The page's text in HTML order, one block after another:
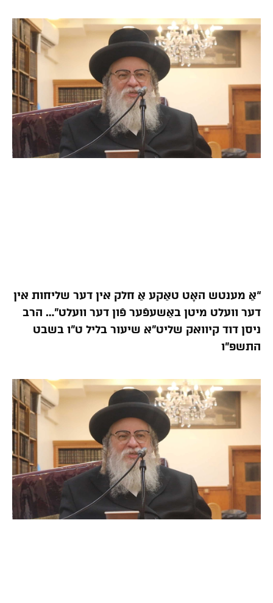
“אַ מענטש האָט טאַקע אַ חלק אין דער שליחות אין
דער וועלט מיטן באַשעפֿער פֿון דער וועלט”… הרב
ניסן דוד קיוואק שליט”א שיעור בליל ט”ו בשבט
התשפ”ו